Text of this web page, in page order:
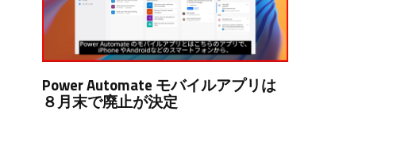
Power Automate モバイルアプリは
８月末で廃止が決定